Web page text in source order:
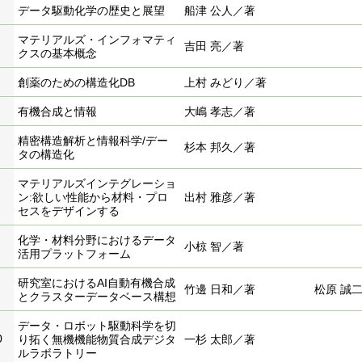
データ駆動化学の歴史と展望 船津 公人／著
マテリアルズ・インフォマティ
クスの基本概念
吉田 亮／著
創薬のための構造化DB 上村 みどり／著
有機合成と情報 大嶋 孝志／著
精密構造解析と情報科学/デー
タの構造化
杉本 邦久／著
マテリアルズインテグレーショ
ン:欲しい性能から材料・プロ
セスをデザインする
出村 雅彦／著
化学・材料分野におけるデータ
活用プラットフォーム
小椋 智／著
研究室におけるAI自動有機合成
とクラスターデータベース構想
竹邊 日和／著 松原 誠
データ・ロボット駆動科学を切
り拓く無機機能物質合成デジタ
ルラボラトリー
一杉 太郎／著